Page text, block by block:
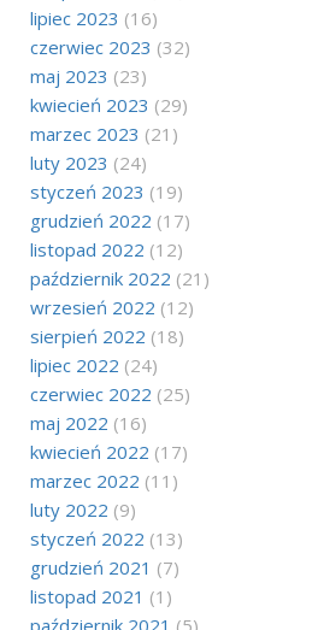
lipiec 2023 (16)
czerwiec 2023 (32)
maj 2023 (23)
kwiecień 2023 (29)
marzec 2023 (21)
luty 2023 (24)
styczeń 2023 (19)
grudzień 2022 (17)
listopad 2022 (12)
październik 2022 (21)
wrzesień 2022 (12)
sierpień 2022 (18)
lipiec 2022 (24)
czerwiec 2022 (25)
maj 2022 (16)
kwiecień 2022 (17)
marzec 2022 (11)
luty 2022 (9)
styczeń 2022 (13)
grudzień 2021 (7)
listopad 2021 (1)